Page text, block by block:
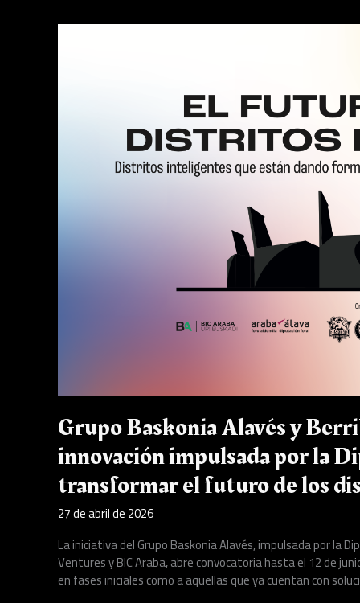
Grupo Baskonia Alavés y
innovación impulsada por la
transformar el futuro de los
27 de abril de 2026
La iniciativa del Grupo Baskonia Alavés, impulsada por la
Ventures y BIC Araba, abre convocatoria hasta el 12 de
en fases iniciales como a aquellas que ya cuentan con
Grupo
de
los
distritos
deportivos
inteligentes